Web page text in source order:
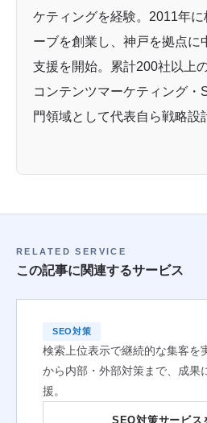
ケティングを経験。2011年
ーブを創業し、神戸を拠点に
支援を開始。累計200社以上
コンテンツマーケティング・
門領域として代表自ら戦略設
RELATED SERVICE
この記事に関連するサービス
SEO対策
検索上位表示で継続的な集客を
から内部・外部対策まで、成果
援。
SEO対策サービス